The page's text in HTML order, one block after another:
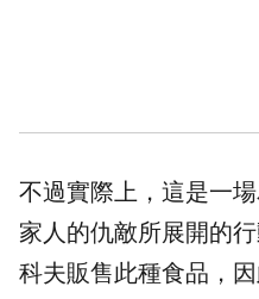
不過實際上，這是一
家人的仇敵所展開的
科夫販售此種食品，